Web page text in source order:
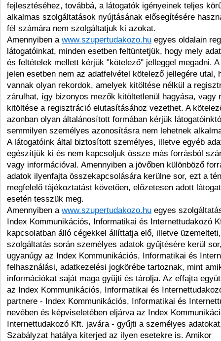
fejlesztéséhez, továbbá, a látogatók igényeinek teljes
alkalmas szolgáltatások nyújtásának elősegítésére
fél számára nem szolgáltatjuk ki azokat.
Amennyiben a www.szupertudakozo.hu egyes oldalain
látogatóinkat, minden esetben feltüntetjük, hogy mely
és feltételek mellett kérjük "kötelező" jelleggel megadni.
jelen esetben nem az adatfelvétel kötelező jellegére utal,
vannak olyan rekordok, amelyek kitöltése nélkül a
zárulhat, így bizonyos mezők kitöltetlenül hagyása, vagy
kitöltése a regisztráció elutasításához vezethet. A
azonban olyan általánosított formában kérjük
semmilyen személyes azonosításra nem lehetnek
A látogatóink által biztosított személyes, illetve egyéb
egészítjük ki és nem kapcsoljuk össze más forrásból
vagy információval. Amennyiben a jövőben különböző
adatok ilyenfajta összekapcsolására kerülne sor, ezt a
megfelelő tájékoztatást követően, előzetesen adott
esetén tesszük meg.
Amennyiben a www.szupertudakozo.hu egyes
Index Kommunikációs, Informatikai és Internettudakozó
kapcsolatban álló cégekkel állíttatja elő, illetve
szolgáltatás során személyes adatok gyűjtésére kerül
ugyanúgy az Index Kommunikációs, Informatikai és
felhasználási, adatkezelési jogkörébe tartoznak, mint
információkat saját maga gyűjti és tárolja. Az effajta
az Index Kommunikációs, Informatikai és
partnere - Index Kommunikációs, Informatikai és
nevében és képviseletében eljárva az Index
Internettudakozó Kft. javára - gyűjti a személyes
Szabályzat hatálya kiterjed az ilyen esetekre is. Amikor